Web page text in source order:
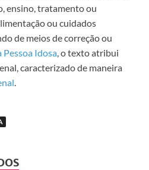
ensino, tratamento ou
ou cuidados
de meios de correção ou
Idosa, o texto atribui
caracterizado de maneira
.